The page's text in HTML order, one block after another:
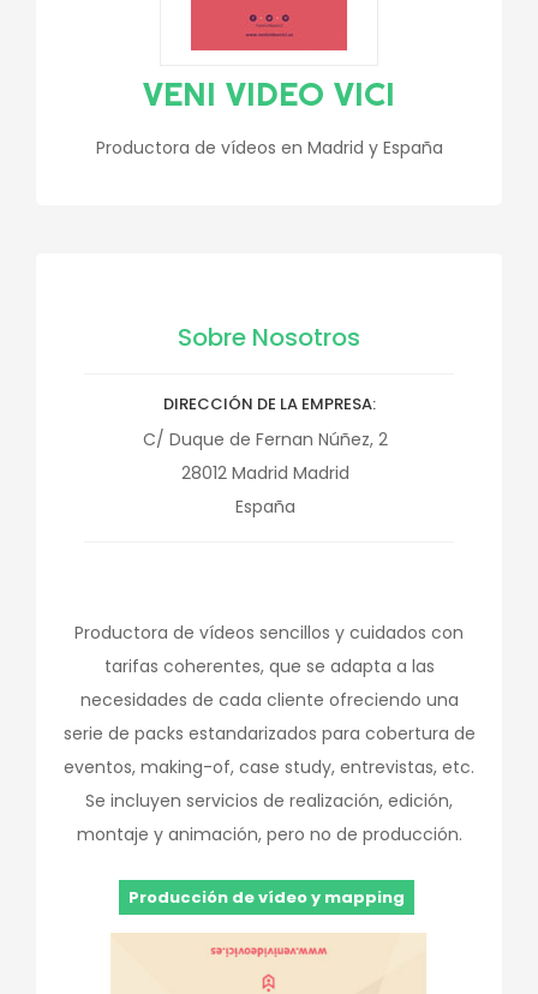
VENI VIDEO VICI
Productora de vídeos en Madrid y España
Sobre Nosotros
DIRECCIÓN DE LA EMPRESA
C/ Duque de Fernan Núñez, 2
28012 Madrid Madrid
España
Productora de vídeos sencillos y cuidados con
tarifas coherentes, que se adapta a las
necesidades de cada cliente ofreciendo una
serie de packs estandarizados para cobertura de
eventos, making-of, case study, entrevistas, etc.
Se incluyen servicios de realización, edición,
montaje y animación, pero no de producción.
Producción de vídeo y mapping